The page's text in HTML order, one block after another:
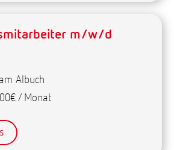
m/w/d
Albuch
/ Monat